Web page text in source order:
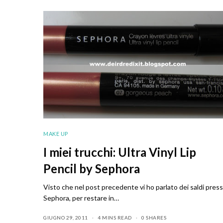
MAKE UP
I miei trucchi: Ultra Vinyl Lip
Pencil by Sephora
Visto che nel post precedente vi ho parlato dei saldi
Sephora, per restare in…
GIUGNO 29, 2011 4 MINS READ 0 SHARES